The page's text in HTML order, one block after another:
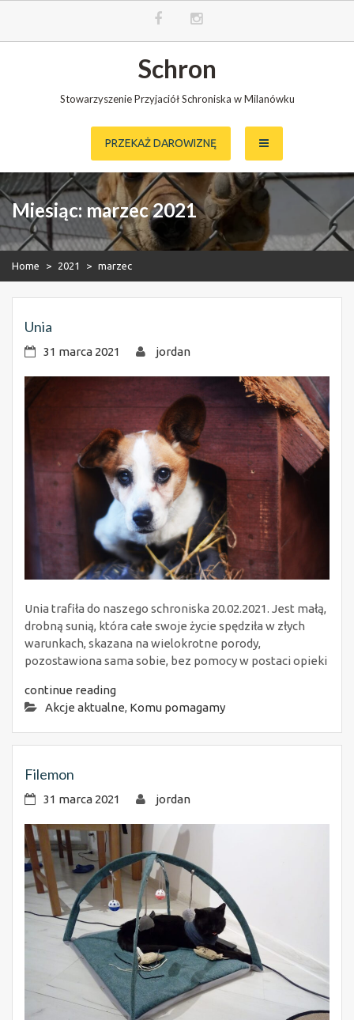
Schron
Stowarzyszenie Przyjaciół Schroniska w Milanówku
PRZEKAŻ DAROWIZNĘ
Miesiąc: marzec 2021
Home > 2021 > marzec
Unia
31 marca 2021 jordan
Unia trafiła do naszego schroniska 20.02.2021. Jest małą,
drobną sunią, która całe swoje życie spędziła w złych
warunkach, skazana na wielokrotne porody,
pozostawiona sama sobie, bez pomocy w postaci opieki
continue reading
Akcje aktualne, Komu pomagamy
Filemon
31 marca 2021 jordan